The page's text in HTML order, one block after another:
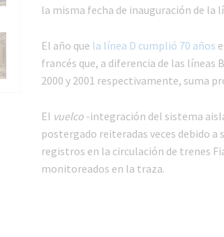
la misma fecha de inauguración de la
El año que la línea D cumplió 70 años
francés que, a diferencia de las líneas
2000 y 2001 respectivamente, suma
El vuelco -integración del sistema
postergado reiteradas veces debido a
registros en la circulación de trenes
monitoreados en la traza.